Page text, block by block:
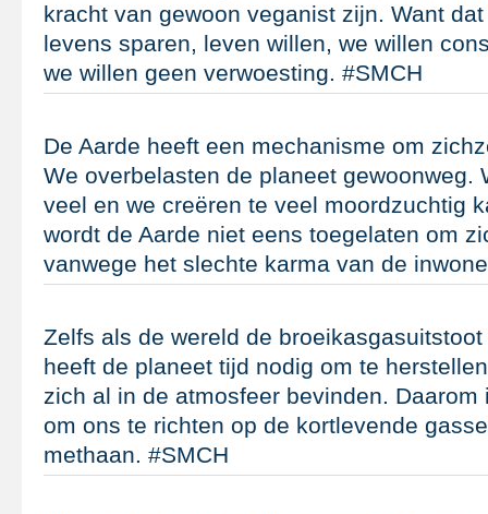
kracht van gewoon veganist zijn. Want
levens sparen, leven willen, we willen
we willen geen verwoesting. #SMCH
De Aarde heeft een mechanisme om
We overbelasten de planeet gewoonweg.
veel en we creëren te veel moordzuchtig
wordt de Aarde niet eens toegelaten om
vanwege het slechte karma van de
Zelfs als de wereld de
heeft de planeet tijd nodig om te
zich al in de atmosfeer bevinden.
om ons te richten op de kortlevende
methaan. #SMCH